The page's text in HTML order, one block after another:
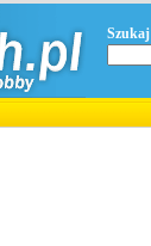
Szukaj